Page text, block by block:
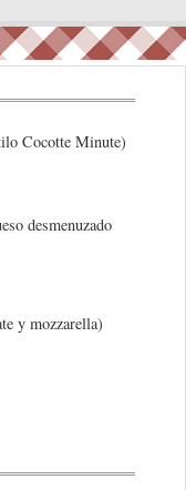
Cocotte Minute)
desmenuzado
y mozzarella)